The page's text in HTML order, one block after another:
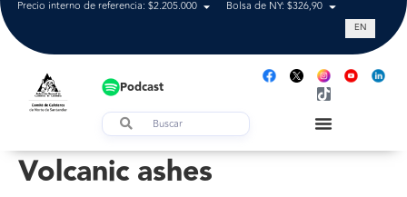
Precio interno de referencia: $2.205.000 Bolsa de NY: $326,90 Tasa de
EN
Podcast
Volcanic ashes